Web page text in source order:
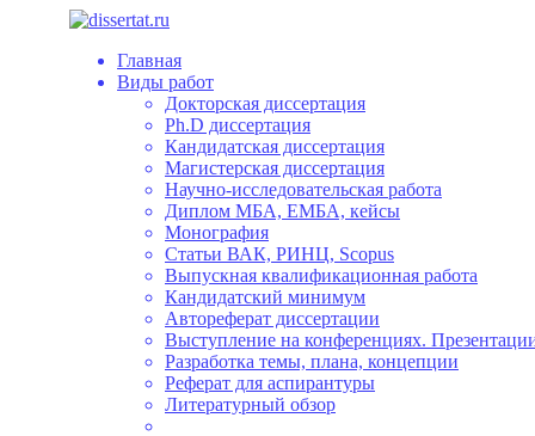
Главная
Виды работ
Докторская диссертация
Ph.D диссертация
Кандидатская диссертация
Магистерская диссертация
Научно-исследовательская работа
Диплом МБА, ЕМБА, кейсы
Монография
Статьи ВАК, РИНЦ, Scopus
Выпускная квалификационная работа
Кандидатский минимум
Автореферат диссертации
Выступление на конференциях.
Разработка темы, плана, концепции
Реферат для аспирантуры
Литературный обзор